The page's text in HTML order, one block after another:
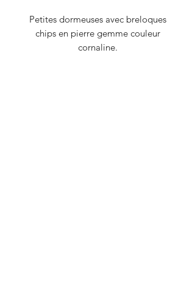
Petites dormeuses avec breloques
chips en pierre gemme couleur
cornaline.